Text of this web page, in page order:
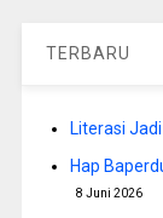
TERBARU
Literasi
Hap
8 Juni 2026